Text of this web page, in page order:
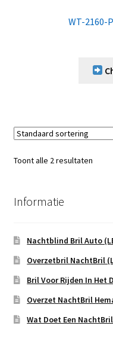
WT-2160-
Toont alle 2 resultaten
Informatie
Nachtblind Bril Auto
Overzetbril NachtBril
Bril Voor Rijden In Het
Overzet NachtBril
Wat Doet Een NachtBril